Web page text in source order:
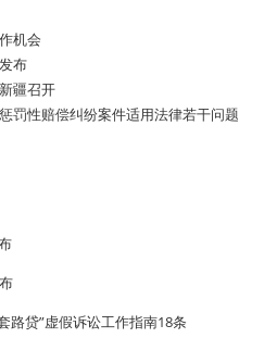
机会
布
疆召开
罚性赔偿纠纷案件适用法律若干问题
路贷”虚假诉讼工作指南18条